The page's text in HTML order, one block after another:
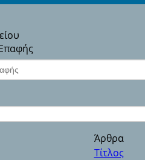
Άρθρα
Τίτλος